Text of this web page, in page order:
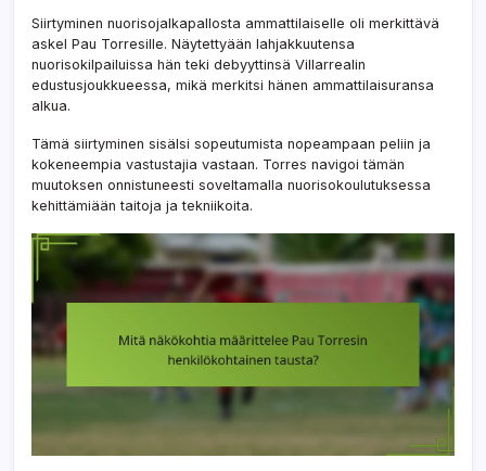
Siirtyminen nuorisojalkapallosta ammattilaiselle oli merkittävä
askel Pau Torresille. Näytettyään lahjakkuutensa
nuorisokilpailuissa hän teki debyyttinsä Villarrealin
edustusjoukkueessa, mikä merkitsi hänen ammattilaisuransa
alkua.
Tämä siirtyminen sisälsi sopeutumista nopeampaan peliin ja
kokeneempia vastustajia vastaan. Torres navigoi tämän
muutoksen onnistuneesti soveltamalla nuorisokoulutuksessa
kehittämiään taitoja ja tekniikoita.